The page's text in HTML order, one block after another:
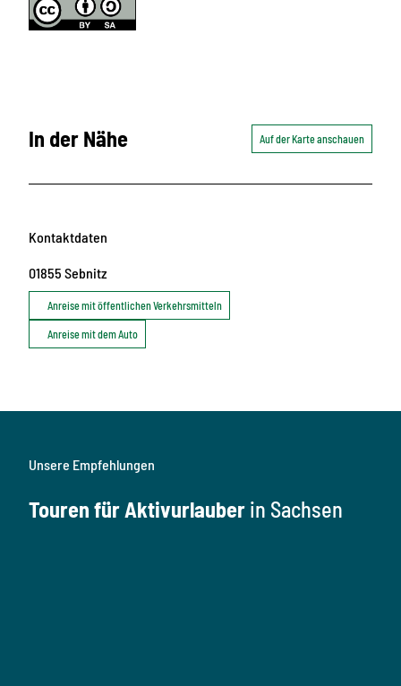
In der Nähe Auf der Karte anschauen
Kontaktdaten
01855 Sebnitz
Anreise mit öffentlichen Verkehrsmitteln
Anreise mit dem Auto
Unsere Empfehlungen
Touren für Aktivurlauber in Sachsen